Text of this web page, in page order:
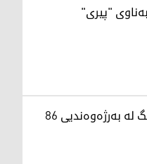
"پیری"
ئەفکان ئاڵا: رزگاربوون لە جەنگ لە بەرژەوەندیی 86